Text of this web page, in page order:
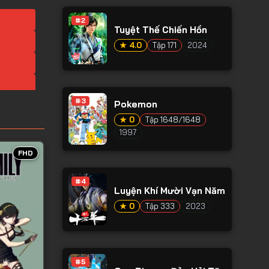
FHD
#2
Tuyệt Thế Chiến Hồn
★ 4.0 Tập 171 2024
#3 Pokemon
★ 0
Tập 1648/1648
1997
#4
Luyện Khí Mười Vạn Năm
★ 0 Tập 333 2023
#5